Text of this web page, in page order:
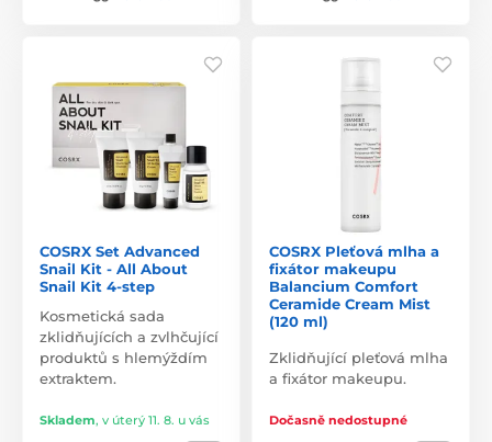
COSRX Set Advanced
Snail Kit - All About
Snail Kit 4-step
Kosmetická sada
zklidňujících a zvlhčující
produktů s hlemýždím
extraktem.
Skladem, v úterý 11. 8. u vás
COSRX Pleťová mlha a
fixátor makeupu
Balancium Comfort
Ceramide Cream Mist
(120 ml)
Zklidňující pleťová mlha
a fixátor makeupu.
Dočasně nedostupné